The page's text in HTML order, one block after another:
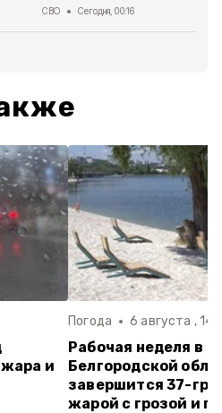
СВО Сегодня, 00:16
и
Погода 6 августа ,
Рабочая неделя в
Белгородской
завершится 37-
жарой с грозой и